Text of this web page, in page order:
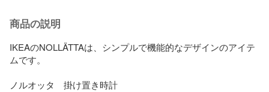
商品の説明
IKEAのNOLLÄTTAは、シンプルで機能的なデザインのアイテ
ムです。
ノルオッタ　掛け置き時計